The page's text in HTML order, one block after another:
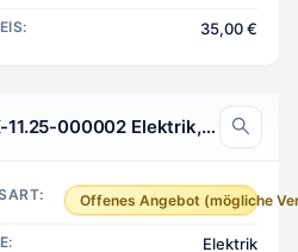
35,00 €
T-ELEK-11.25-000002 Elektrik, Deutschland
Offenes Angebot (mögliche
Elektrik